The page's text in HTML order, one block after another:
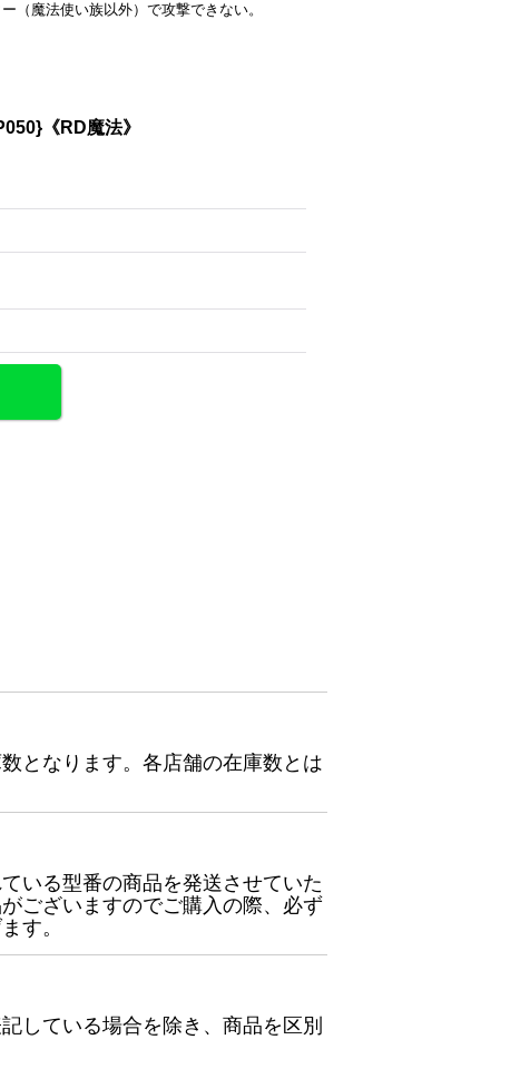
（魔法使い族以外）で攻撃できない。
《RD魔法》
となります。各店舗の在庫数とは
いる型番の商品を発送させていた
ございますのでご購入の際、必ず
す。
している場合を除き、商品を区別